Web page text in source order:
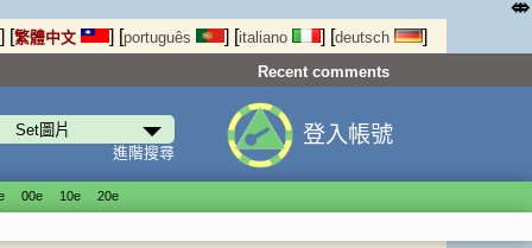
] [繁體中文 ] [português ] [italiano ] [deutsch ]
Recent comments
進階搜尋
登入帳號
00е 10е 20е
⤄